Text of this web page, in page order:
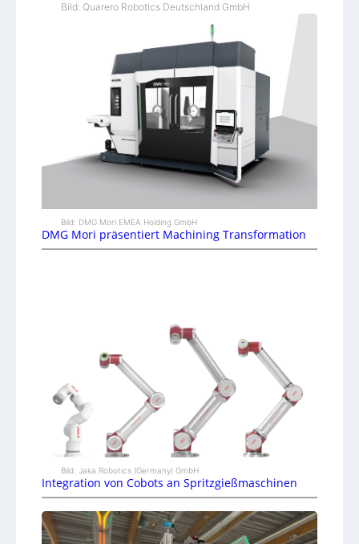
Bild: Quarero Robotics Deutschland GmbH
Bild: DMG Mori EMEA Holding GmbH
DMG Mori präsentiert Machining Transformation
Bild: Jaka Robotics (Germany) GmbH
Integration von Cobots an Spritzgießmaschinen